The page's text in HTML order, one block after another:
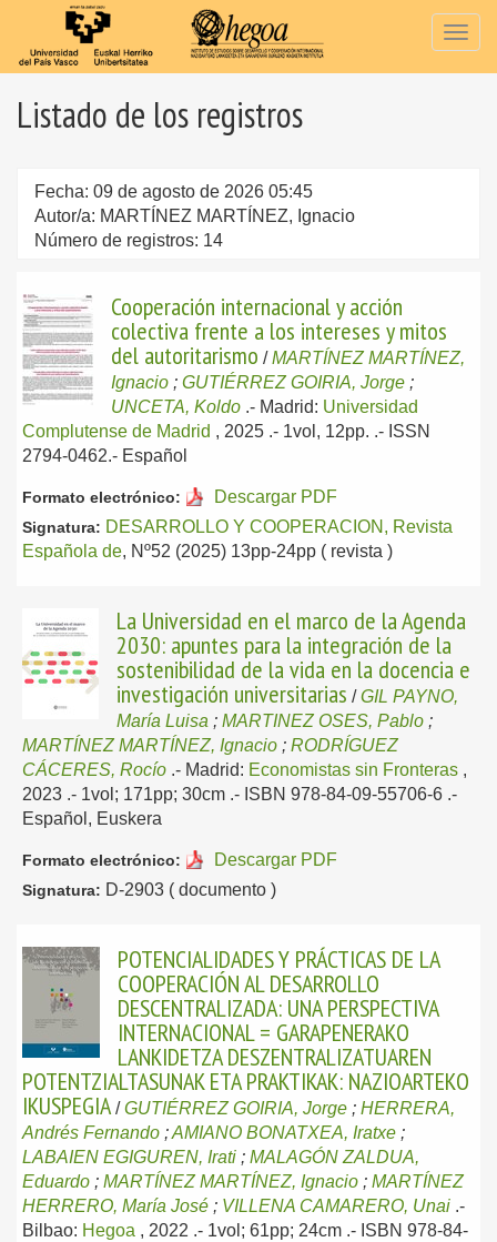
Listado de los registros
Fecha: 09 de agosto de 2026 05:45
Autor/a: MARTÍNEZ MARTÍNEZ, Ignacio
Número de registros: 14
Cooperación internacional y acción
colectiva frente a los intereses y mitos
del autoritarismo /MARTÍNEZ MARTÍNEZ,
Ignacio ; GUTIÉRREZ GOIRIA, Jorge ;
UNCETA, Koldo .- Madrid: Universidad
Complutense de Madrid , 2025 .- 1vol, 12pp. .- ISSN
2794-0462.- Español
Formato electrónico: Descargar PDF
Signatura: DESARROLLO Y COOPERACION, Revista
Española de, Nº52 (2025) 13pp-24pp ( revista )
La Universidad en el marco de la Agenda
2030: apuntes para la integración de la
sostenibilidad de la vida en la docencia e
investigación universitarias /GIL PAYNO,
María Luisa ; MARTINEZ OSES, Pablo ;
MARTÍNEZ MARTÍNEZ, Ignacio ; RODRÍGUEZ
CÁCERES, Rocío .- Madrid: Economistas sin Fronteras ,
2023 .- 1vol; 171pp; 30cm .- ISBN 978-84-09-55706-6 .-
Español, Euskera
Formato electrónico: Descargar PDF
Signatura: D-2903 ( documento )
POTENCIALIDADES Y PRÁCTICAS DE LA
COOPERACIÓN AL DESARROLLO
DESCENTRALIZADA: UNA PERSPECTIVA
INTERNACIONAL = GARAPENERAKO
LANKIDETZA DESZENTRALIZATUAREN
POTENTZIALTASUNAK ETA PRAKTIKAK: NAZIOARTEKO
IKUSPEGIA /GUTIÉRREZ GOIRIA, Jorge ; HERRERA,
Andrés Fernando ;AMIANO BONATXEA, Iratxe ;
LABAIEN EGIGUREN, Irati ; MALAGÓN ZALDUA,
Eduardo ; MARTÍNEZ MARTÍNEZ, Ignacio ; MARTÍNEZ
HERRERO, María José ; VILLENA CAMARERO, Unai .-
Bilbao: Hegoa , 2022 .- 1vol; 61pp; 24cm .- ISBN 978-84-